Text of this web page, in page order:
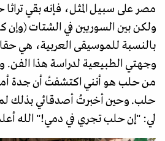
مصر على سبيل المثل، فإنه بقي تراثا
ولكن بين السوريين في الشتات
بالنسبة للموسيقى العربية، هي حقا
وجهتي الطبيعية لدراسة هذا الفن.
من حلب هو أنني اكتشفتُ أن جدة
حلب. وحين أخبرتُ أصدقائي بذلك
لي: "إن حلب تجري في دمي!" الله